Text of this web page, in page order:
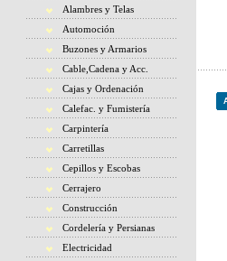
Alambres y Telas
Automoción
Buzones y Armarios
Cable,Cadena y Acc.
Cajas y Ordenación
Calefac. y Fumistería
Carpintería
Carretillas
Cepillos y Escobas
Cerrajero
Construcción
Cordelería y Persianas
Electricidad